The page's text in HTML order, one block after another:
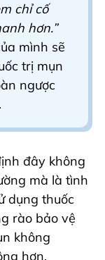
chỉ cố
hơn.”
mình sẽ
trị mụn
ngược
đây không
mà là tình
dụng thuốc
rào bảo vệ
không
hơn.